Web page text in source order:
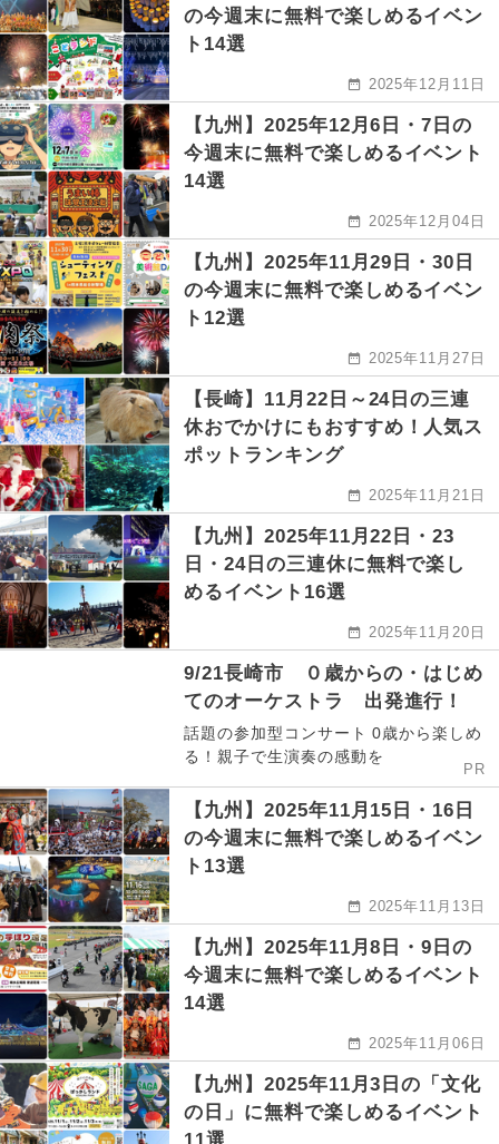
の今週末に無料で楽しめるイベン
ト14選
2025年12月11日
【九州】2025年12月6日・7日の
今週末に無料で楽しめるイベント
14選
2025年12月04日
【九州】2025年11月29日・30日
の今週末に無料で楽しめるイベン
ト12選
2025年11月27日
【長崎】11月22日～24日の三連
休おでかけにもおすすめ！人気ス
ポットランキング
2025年11月21日
【九州】2025年11月22日・23
日・24日の三連休に無料で楽し
めるイベント16選
2025年11月20日
9/21長崎市 ０歳からの・はじめ
てのオーケストラ 出発進行！
話題の参加型コンサート 0歳から楽しめ
る！親子で生演奏の感動を
PR
【九州】2025年11月15日・16日
の今週末に無料で楽しめるイベン
ト13選
2025年11月13日
【九州】2025年11月8日・9日の
今週末に無料で楽しめるイベント
14選
2025年11月06日
【九州】2025年11月3日の「文化
の日」に無料で楽しめるイベント